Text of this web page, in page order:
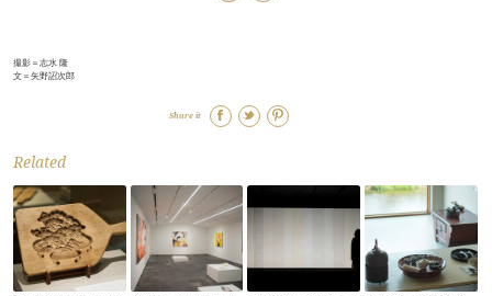
撮影＝志水 隆
文＝矢野詔次郎
Share it
Related